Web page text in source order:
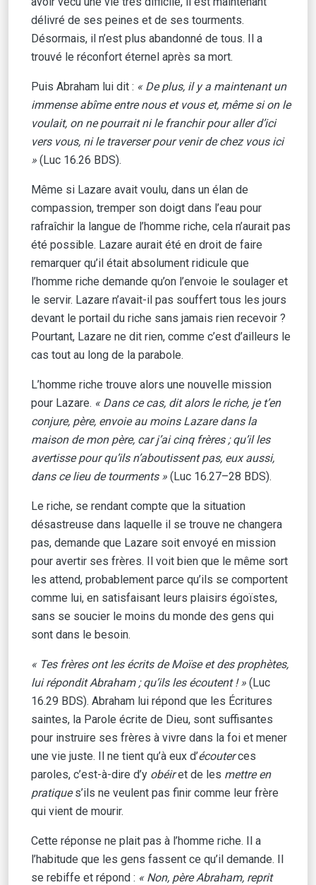
délivré de ses peines et de ses tourments.
Désormais, il n’est plus abandonné de tous. Il a
trouvé le réconfort éternel après sa mort.
Puis Abraham lui dit : « De plus, il y a maintenant un
immense abîme entre nous et vous et, même si on le
voulait, on ne pourrait ni le franchir pour aller d’ici
vers vous, ni le traverser pour venir de chez vous ici
» (Luc 16.26 BDS).
Même si Lazare avait voulu, dans un élan de
compassion, tremper son doigt dans l’eau pour
rafraîchir la langue de l’homme riche, cela n’aurait pas
été possible. Lazare aurait été en droit de faire
remarquer qu’il était absolument ridicule que
l’homme riche demande qu’on l’envoie le soulager et
le servir. Lazare n’avait-il pas souffert tous les jours
devant le portail du riche sans jamais rien recevoir ?
Pourtant, Lazare ne dit rien, comme c’est d’ailleurs le
cas tout au long de la parabole.
L’homme riche trouve alors une nouvelle mission
pour Lazare. « Dans ce cas, dit alors le riche, je t’en
conjure, père, envoie au moins Lazare dans la
maison de mon père, car j’ai cinq frères ; qu’il les
avertisse pour qu’ils n’aboutissent pas, eux aussi,
dans ce lieu de tourments » (Luc 16.27–28 BDS).
Le riche, se rendant compte que la situation
désastreuse dans laquelle il se trouve ne changera
pas, demande que Lazare soit envoyé en mission
pour avertir ses frères. Il voit bien que le même sort
les attend, probablement parce qu’ils se comportent
comme lui, en satisfaisant leurs plaisirs égoïstes,
sans se soucier le moins du monde des gens qui
sont dans le besoin.
« Tes frères ont les écrits de Moïse et des prophètes,
lui répondit Abraham ; qu’ils les écoutent ! » (Luc
16.29 BDS). Abraham lui répond que les Écritures
saintes, la Parole écrite de Dieu, sont suffisantes
pour instruire ses frères à vivre dans la foi et mener
une vie juste. Il ne tient qu’à eux d’écouterces
paroles, c’est-à-dire d’y obéiret de les mettre en
pratiques’ils ne veulent pas finir comme leur frère
qui vient de mourir.
Cette réponse ne plait pas à l’homme riche. Il a
l’habitude que les gens fassent ce qu’il demande. Il
se rebiffe et répond : « Non, père Abraham, reprit